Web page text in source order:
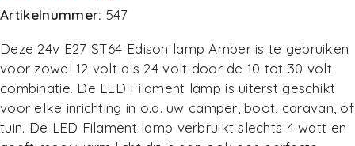
Artikelnummer:547
Deze 24v E27 ST64 Edison lamp Amber is te gebruiken
voor zowel 12 volt als 24 volt door de 10 tot 30 volt
combinatie. De LED Filament lamp is uiterst geschikt
voor elke inrichting in o.a. uw camper, boot, caravan, of
tuin. De LED Filament lamp verbruikt slechts 4 watt en